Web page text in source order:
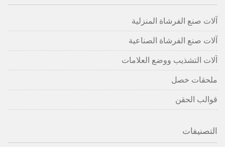
آلات صنع الفرشاة المنزلية
آلات صنع الفرشاة الصناعية
آلات التشذيب ووضع العلامات
ملحقات خصل
قوالب الحقن
التصنيفات